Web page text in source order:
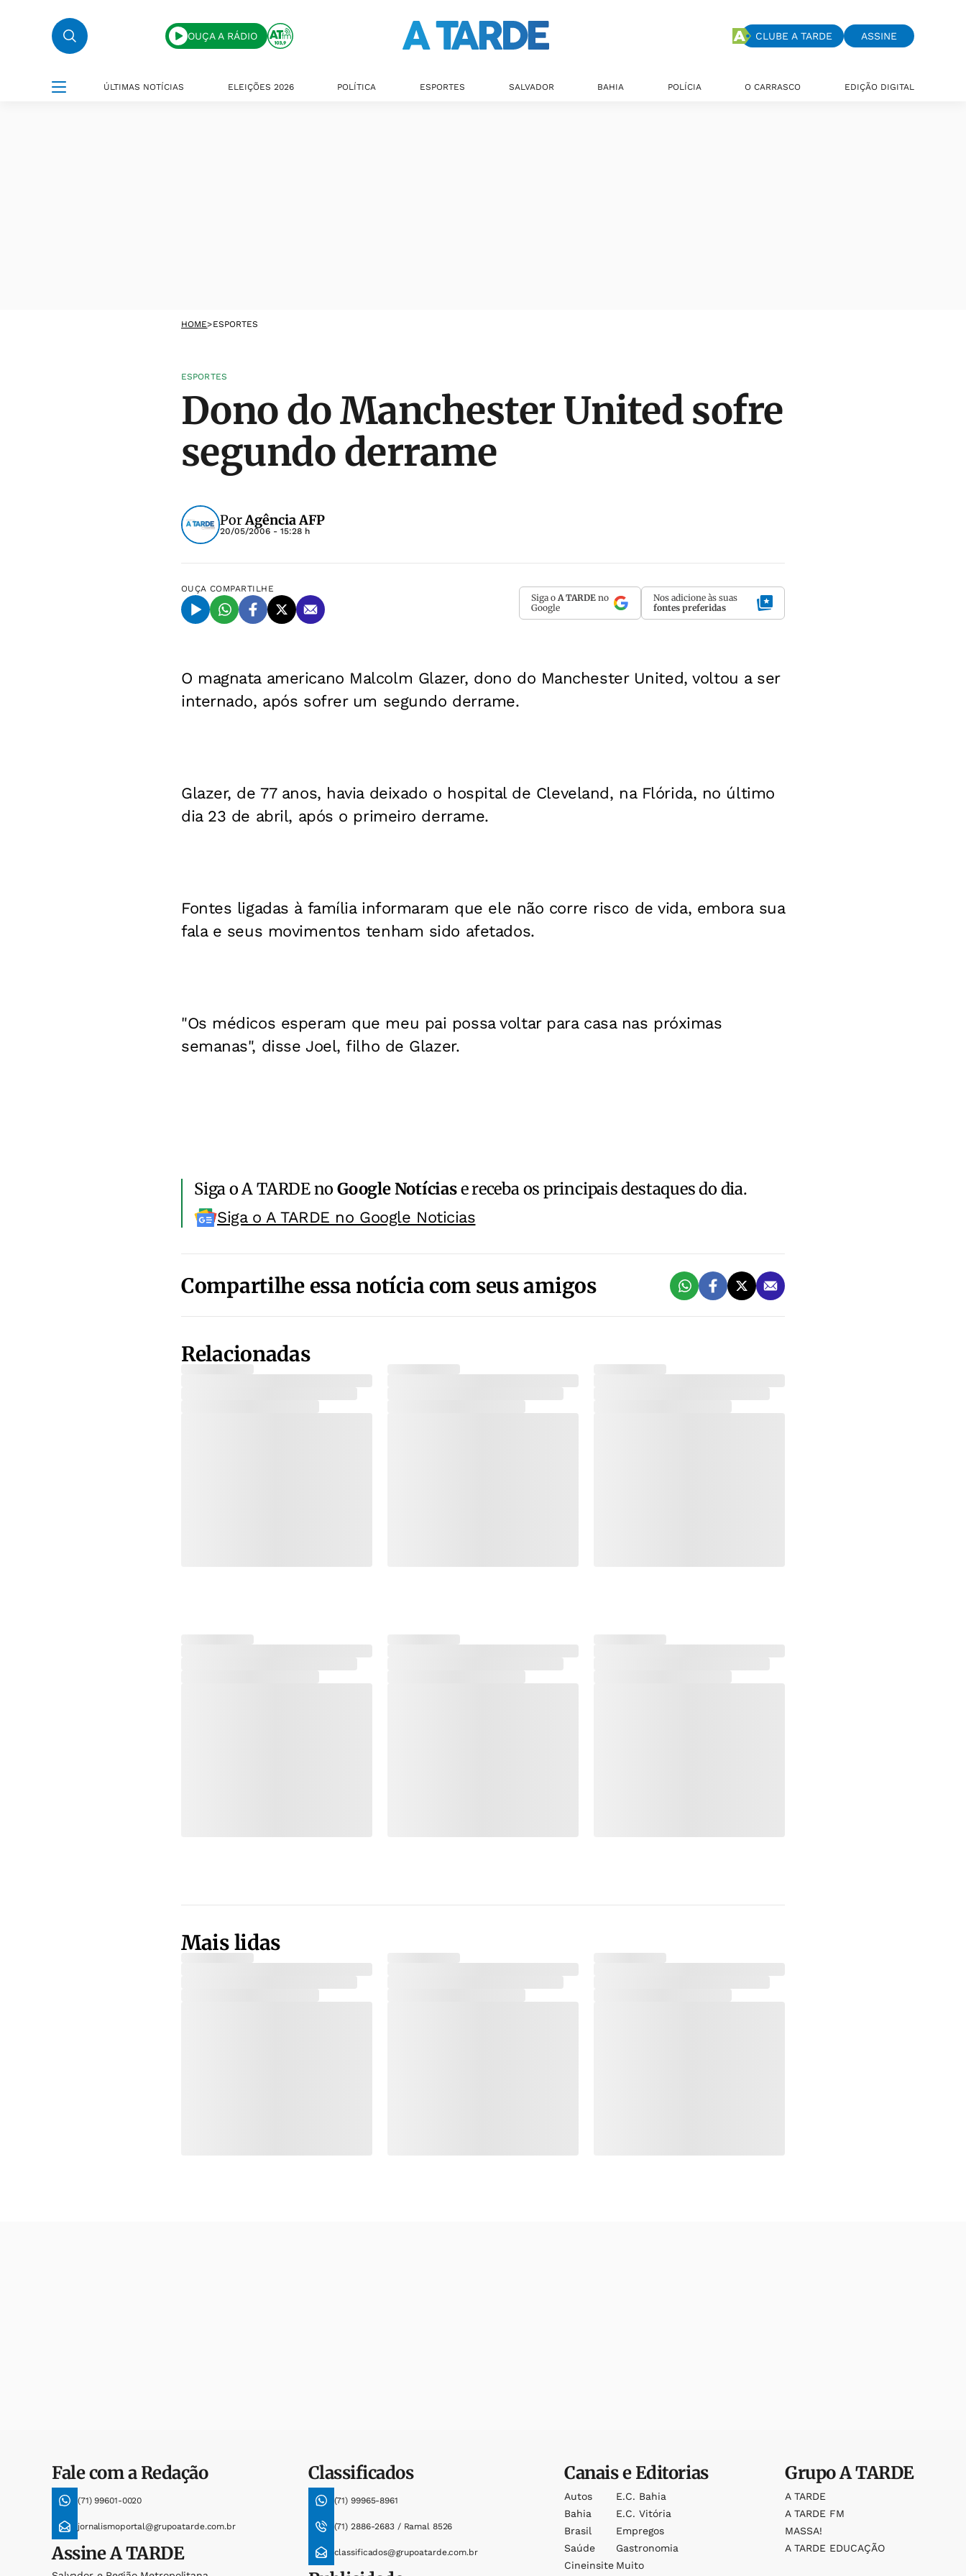
OUÇA A RÁDIO CLUBE A TARDE ASSINE
ÚLTIMAS NOTÍCIAS ELEIÇÕES 2026 POLÍTICA ESPORTES SALVADOR BAHIA POLÍCIA O CARRASCO EDIÇÃO DIGITAL
HOME>ESPORTES
ESPORTES
Dono do Manchester United sofre
segundo derrame
PorAgência AFP
20/05/2006 - 15:28 h
OUÇA COMPARTILHE
Siga o A TARDE no
Google
Nos adicione às suas
fontes preferidas
O magnata americano Malcolm Glazer, dono do Manchester United, voltou a ser
internado, após sofrer um segundo derrame.
Glazer, de 77 anos, havia deixado o hospital de Cleveland, na Flórida, no último
dia 23 de abril, após o primeiro derrame.
Fontes ligadas à família informaram que ele não corre risco de vida, embora sua
fala e seus movimentos tenham sido afetados.
"Os médicos esperam que meu pai possa voltar para casa nas próximas
semanas", disse Joel, filho de Glazer.
Siga o A TARDE noGoogle Notíciase receba os principais destaques do dia.
Siga o A TARDE no Google Noticias
Compartilhe essa notícia com seus amigos
Relacionadas
Mais lidas
Fale com a Redação
(71) 99601-0020
jornalismoportal@grupoatarde.com.br
AssineA TARDE
Classificados
(71) 99965-8961
(71) 2886-2683 / Ramal 8526
classificados@grupoatarde.com.br
Canais e Editorias
Autos
Bahia
Brasil
Saúde
Cineinsite
E.c. Bahia
E.c. Vitória
Empregos
Gastronomia
Muito
GrupoA TARDE
A TARDE
A TARDE FM
MASSA!
A TARDE EDUCAÇÃO